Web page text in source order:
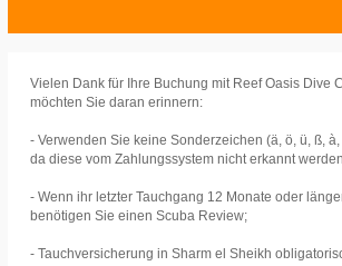
Vielen Dank für Ihre Buchung mit Reef Oasis Dive
möchten Sie daran erinnern:
- Verwenden Sie keine Sonderzeichen (ä, ö, ü, ß, à,
da diese vom Zahlungssystem nicht erkannt
- Wenn ihr letzter Tauchgang 12 Monate oder
benötigen Sie einen Scuba Review;
- Tauchversicherung in Sharm el Sheikh